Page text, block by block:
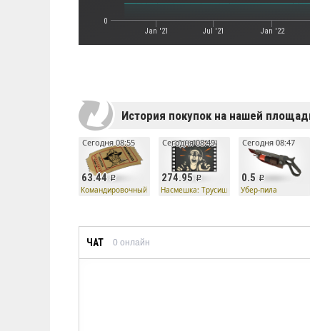
Jan '21 Jul '21 Jan '22
0
История покупок на нашей
63.44
Сегодня 08:55
Командировочный билет
274.95
Сегодня 08:49
Насмешка: Трусишка!
0.5
Сегодня 08:47
Убер-пила
ЧАТ 0 онлайн